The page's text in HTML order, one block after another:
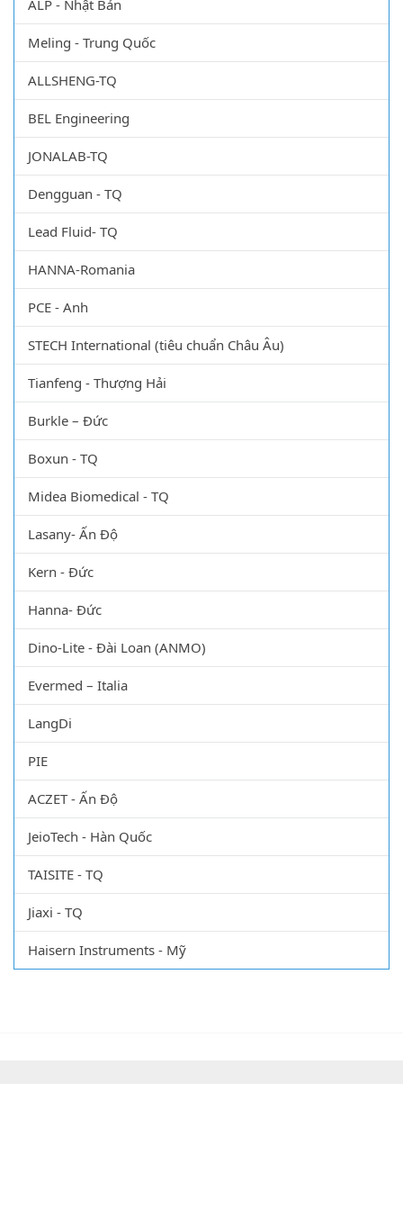
GT Sonic - Trung Quốc
ALP - Nhật Bản
Meling - Trung Quốc
ALLSHENG-TQ
BEL Engineering
JONALAB-TQ
Dengguan - TQ
Lead Fluid- TQ
HANNA-Romania
PCE - Anh
STECH International (tiêu chuẩn Châu Âu)
Tianfeng - Thượng Hải
Burkle – Đức
Boxun - TQ
Midea Biomedical - TQ
Lasany- Ấn Độ
Kern - Đức
Hanna- Đức
Dino-Lite - Đài Loan (ANMO)
Evermed – Italia
LangDi
PIE
ACZET - Ấn Độ
JeioTech - Hàn Quốc
TAISITE - TQ
Jiaxi - TQ